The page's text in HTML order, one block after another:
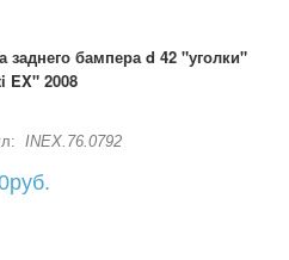
заднего бампера d 42 "уголки"
EX" 2008
INEX.76.0792